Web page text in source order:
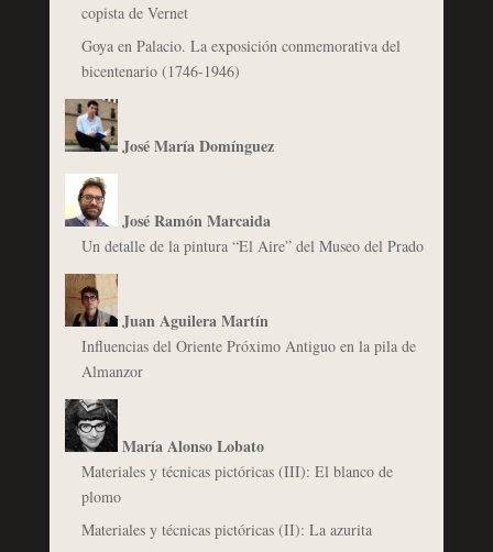
copista de Vernet
Goya en Palacio. La exposición conmemorativa del
bicentenario (1746-1946)
José María Domínguez
José Ramón Marcaida
Un detalle de la pintura “El Aire” del Museo del Prado
Juan Aguilera Martín
Influencias del Oriente Próximo Antiguo en la pila de
Almanzor
María Alonso Lobato
Materiales y técnicas pictóricas (III): El blanco de
plomo
Materiales y técnicas pictóricas (II): La azurita